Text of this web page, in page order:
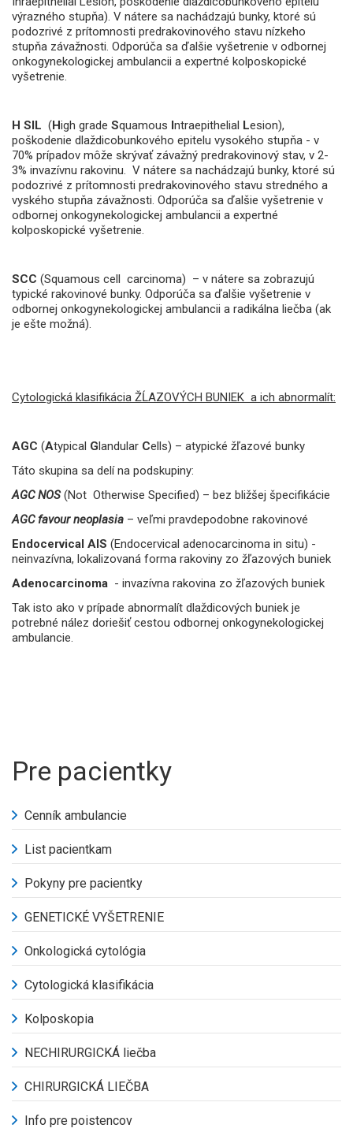
výrazného stupňa). V nátere sa nachádzajú bunky, ktoré sú
podozrivé z prítomnosti predrakovinového stavu nízkeho
stupňa závažnosti. Odporúča sa ďalšie vyšetrenie v odbornej
onkogynekologickej ambulancii a expertné kolposkopické
vyšetrenie.
H SIL (High grade Squamous Intraepithelial Lesion),
poškodenie dlaždicobunkového epitelu vysokého stupňa - v
70% prípadov môže skrývať závažný predrakovinový stav, v 2-
3% invazívnu rakovinu. V nátere sa nachádzajú bunky, ktoré sú
podozrivé z prítomnosti predrakovinového stavu stredného a
vyského stupňa závažnosti. Odporúča sa ďalšie vyšetrenie v
odbornej onkogynekologickej ambulancii a expertné
kolposkopické vyšetrenie.
SCC (Squamous cell carcinoma) – v nátere sa zobrazujú
typické rakovinové bunky. Odporúča sa ďalšie vyšetrenie v
odbornej onkogynekologickej ambulancii a radikálna liečba (ak
je ešte možná).
Cytologická klasifikácia ŽĹAZOVÝCH BUNIEK a ich abnormalít:
AGC (Atypical Glandular Cells) – atypické žľazové bunky
Táto skupina sa delí na podskupiny:
AGC NOS(Not Otherwise Specified) – bez bližšej špecifikácie
AGC favour neoplasia – veľmi pravdepodobne rakovinové
Endocervical AIS (Endocervical adenocarcinoma in situ) -
neinvazívna, lokalizovaná forma rakoviny zo žľazových buniek
Adenocarcinoma - invazívna rakovina zo žľazových buniek
Tak isto ako v prípade abnormalít dlaždicových buniek je
potrebné nález doriešiť cestou odbornej onkogynekologickej
ambulancie.
Pre pacientky
Cenník ambulancie
List pacientkam
Pokyny pre pacientky
GENETICKÉ VYŠETRENIE
Onkologická cytológia
Cytologická klasifikácia
Kolposkopia
NECHIRURGICKÁ liečba
CHIRURGICKÁ LIEČBA
Info pre poistencov